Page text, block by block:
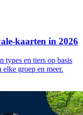
kaarten in 2026
types en tiers op basis
groep en meer.